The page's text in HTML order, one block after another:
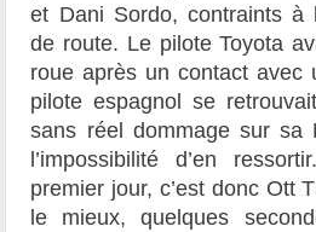
et Dani Sordo, contraints à
de route. Le pilote Toyota
roue après un contact avec
pilote espagnol se
sans réel dommage sur sa
l’impossibilité d’en
premier jour, c’est donc Ott
le mieux, quelques